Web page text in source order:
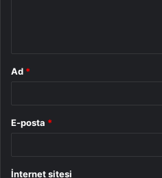
Ad *
E-posta *
İnternet sitesi